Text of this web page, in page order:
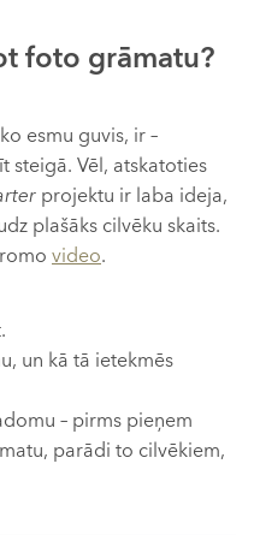
foto grāmatu?
esmu guvis, ir –
steigā. Vēl, atskatoties
projektu ir laba ideja,
plašāks cilvēku skaits.
video.
un kā tā ietekmēs
– pirms pieņem
parādi to cilvēkiem,